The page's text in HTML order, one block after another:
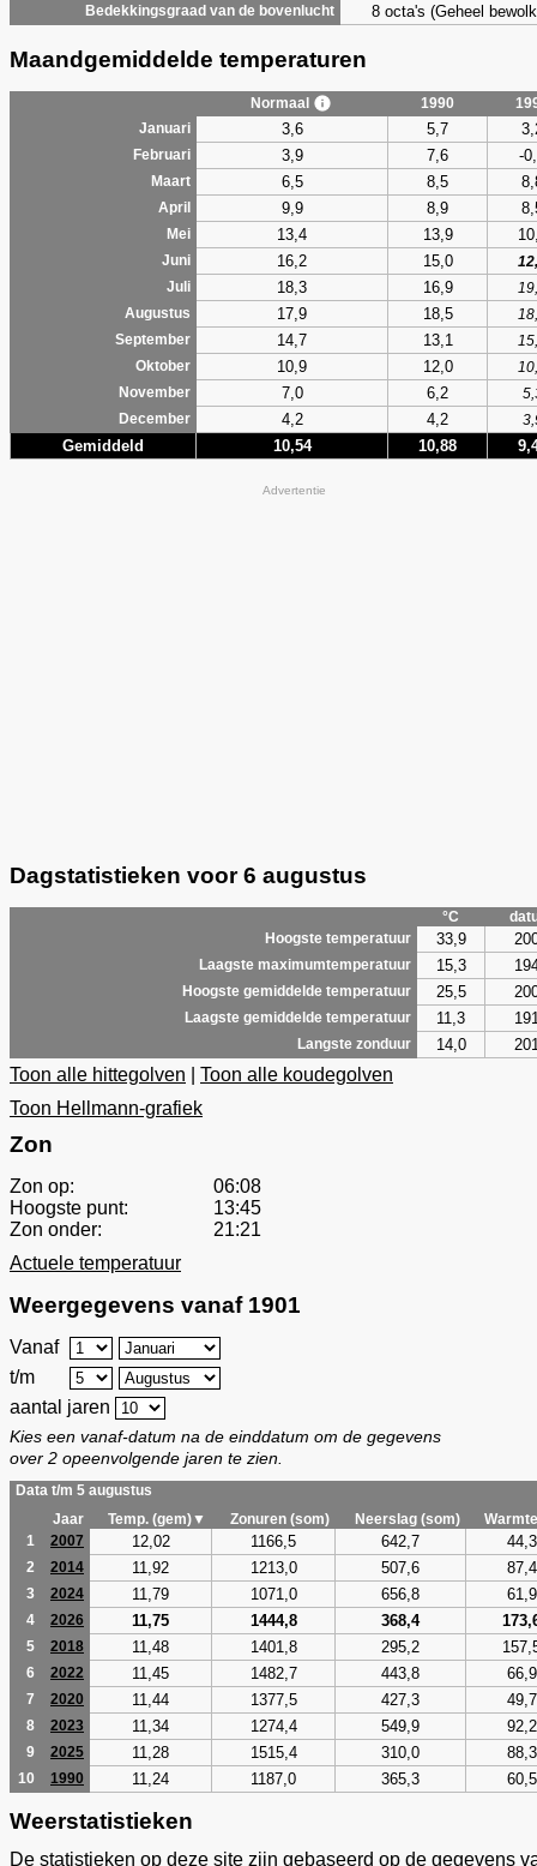
Bedekkingsgraad van de bovenlucht 8 octa's (Geheel
Maandgemiddelde temperaturen
Normaal 1990
Januari
3,6 5,7
Februari 3,9 7,6 -
Maart 6,5 8,5
April 9,9 8,9
Mei 13,4 13,9
Juni 16,2 15,0
Juli
18,3 16,9
Augustus
17,9 18,5
September
14,7 13,1
Oktober
10,9 12,0
November
7,0 6,2
December
4,2 4,2
Gemiddeld 10,54 10,88
Advertentie
Dagstatistieken voor 6 augustus
°C
Hoogste temperatuur
33,9
Laagste maximumtemperatuur 15,3
Hoogste gemiddelde temperatuur 25,5
Laagste gemiddelde temperatuur 11,3
Langste zonduur 14,0
Toon alle hittegolven
Toon alle koudegolven
Toon Hellmann-grafiek
Zon
Zon op:
06:08
Hoogste punt:
13:45
Zon onder:
21:21
Actuele temperatuur
Weergegevens vanaf 1901
Vanaf
t/m
aantal jaren
Kies een vanaf-datum na de einddatum om de gegevens
over 2 opeenvolgende jaren te zien.
Data t/m 5 augustus
Jaar
Temp. (gem)▼ Zonuren (som) Neerslag (som)
1
2007 12,02 1166,5 642,7 44,3
2 2014 11,92 1213,0 507,6 87,4
3 2024 11,79 1071,0 656,8 61,9
4 2026 11,75 1444,8 368,4
5 2018 11,48 1401,8 295,2
6 2022 11,45 1482,7 443,8 66,9
7 2020 11,44 1377,5 427,3 49,7
8 2023 11,34 1274,4 549,9 92,2
9 2025 11,28 1515,4 310,0 88,3
10 1990 11,24 1187,0 365,3 60,5
Weerstatistieken
De statistieken op deze site zijn gebaseerd op de gegevens